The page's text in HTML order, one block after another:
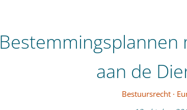
aan de
Bestuursrecht ·